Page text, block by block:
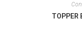
TOPPER